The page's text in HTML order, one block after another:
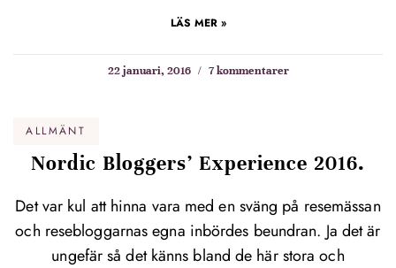
LÄS MER »
22 januari, 2016 7 kommentarer
ALLMÄNT
Nordic Bloggers’ Experience 2016.
Det var kul att hinna vara med en sväng på resemässan
och resebloggarnas egna inbördes beundran. Ja det är
ungefär så det känns bland de här stora och